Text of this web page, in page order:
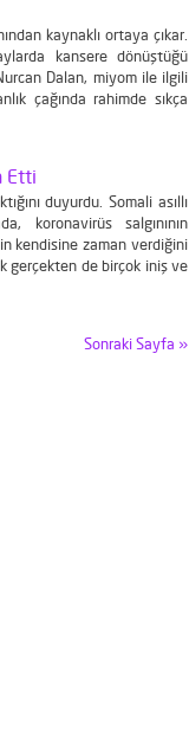
kaynaklı ortaya çıkar.
kansere dönüştüğü
Dalan, miyom ile ilgili
çağında rahimde sıkça
Etti
duyurdu. Somali asıllı
koronavirüs salgınının
kendisine zaman verdiğini
gerçekten de birçok iniş ve
Sonraki Sayfa »